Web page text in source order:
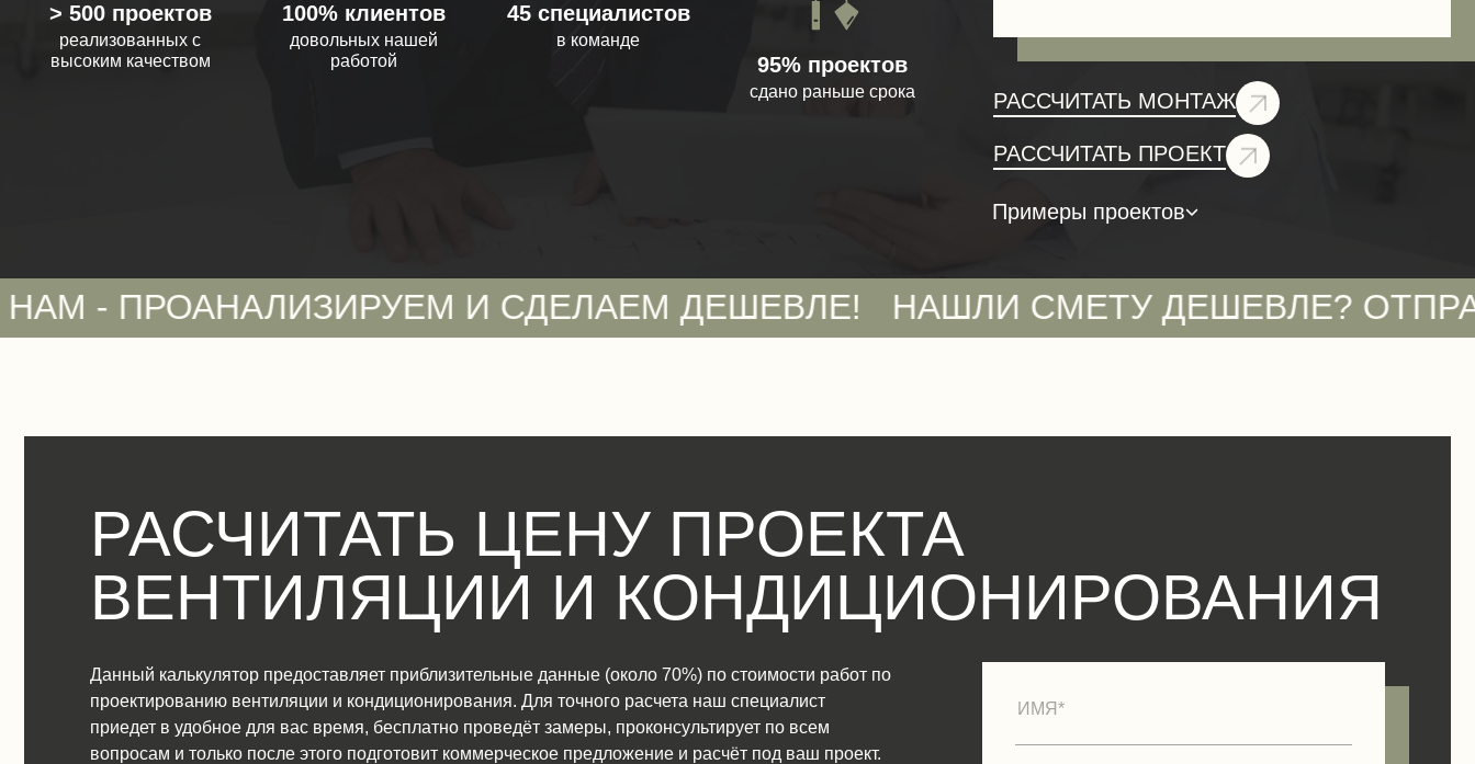
> 500 проектов
реализованных с
высоким качеством
100% клиентов
довольных нашей
работой
45 специалистов
в команде
95% проектов
сдано раньше срока РАССЧИТАТЬ МОНТАЖ
РАССЧИТАТЬ ПРОЕКТ
Примеры проектов
И СДЕЛАЕМ ДЕШЕВЛЕ! НАШЛИ СМЕТУ ДЕШЕВЛЕ? ОТПРАВЬТЕ
РАСЧИТАТЬ ЦЕНУ ПРОЕКТА
ВЕНТИЛЯЦИИ И КОНДИЦИОНИРОВАНИЯ
Данный калькулятор предоставляет приблизительные данные (около 70%) по стоимости работ по
проектированию вентиляции и кондиционирования. Для точного расчета наш специалист
приедет в удобное для вас время, бесплатно проведёт замеры, проконсультирует по всем
вопросам и только после этого подготовит коммерческое предложение и расчёт под ваш проект.